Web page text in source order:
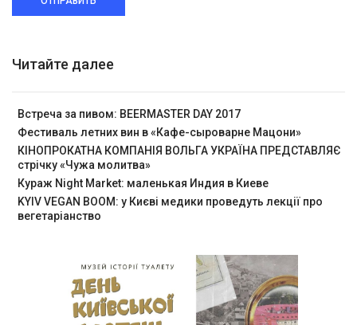
Читайте далее
Встреча за пивом: BEERMASTER DAY 2017
Фестиваль летних вин в «Кафе-сыроварне Мацони»
КІНОПРОКАТНА КОМПАНІЯ ВОЛЬГА УКРАЇНА ПРЕДСТАВЛЯЄ
стрічку «Чужа молитва»
Кураж Night Market: маленькая Индия в Киеве
KYIV VEGAN BOOM: у Києві медики проведуть лекції про
вегетаріанство